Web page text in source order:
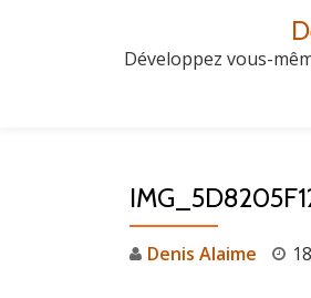
Développez vous-
Denis Alaime